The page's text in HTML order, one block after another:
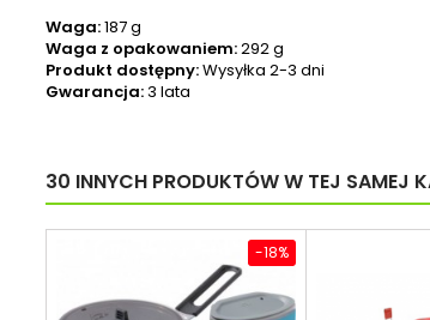
Waga:187 g
Waga z opakowaniem:292 g
Produkt dostępny:Wysyłka 2-3 dni
Gwarancja:3 lata
30 INNYCH PRODUKTÓW W TEJ SAMEJ
-18%